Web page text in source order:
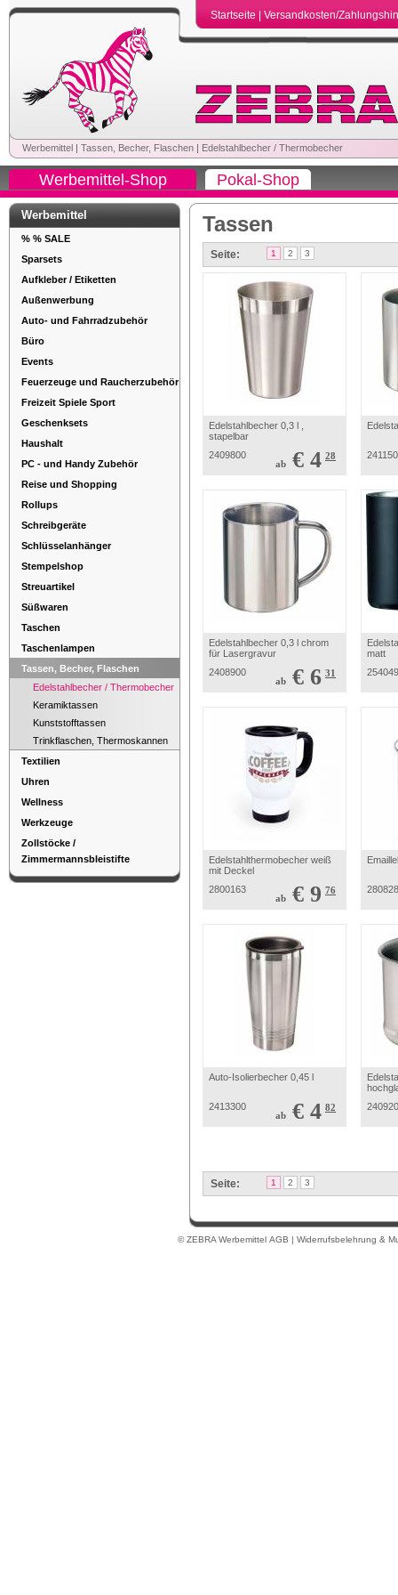
Startseite Versandkosten/
Werbemittel | Tassen, Becher, Flaschen | Edelstahlbecher / Thermobecher
Werbemittel-Shop Pokal-Shop
Werbemittel
% % SALE
Sparsets
Aufkleber / Etiketten
Außenwerbung
Auto- und Fahrradzubehör
Büro
Events
Feuerzeuge und Raucherzubehör
Freizeit Spiele Sport
Geschenksets
Haushalt
PC - und Handy Zubehör
Reise und Shopping
Rollups
Schreibgeräte
Schlüsselanhänger
Stempelshop
Streuartikel
Süßwaren
Taschen
Taschenlampen
Tassen, Becher, Flaschen
Edelstahlbecher / Thermobecher
Keramiktassen
Kunststofftassen
Trinkflaschen, Thermoskannen
Textilien
Uhren
Wellness
Werkzeuge
Zollstöcke /
Zimmermannsbleistifte
Tassen
Seite: 1 2 3
Edelstahlbecher 0,3 l ,
stapelbar
2409800
ab € 428
Edelstahlbecher 0,3 l chrom
für Lasergravur
2408900
ab € 631
matt
Edelstahlthermobecher weiß
mit Deckel
2800163
ab € 976
Auto-Isolierbecher 0,45 l
2413300
ab € 482
Seite: 1 2 3
© ZEBRA Werbemittel AGB | Widerrufsbelehrung &